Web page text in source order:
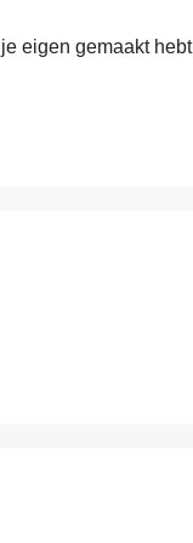
eigen gemaakt hebt